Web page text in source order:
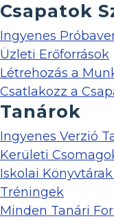
Csapatok
Ingyenes
Üzleti Erőforrások
Létrehozás a
Csatlakozz a
Tanárok
Ingyenes Verzió
Kerületi
Iskolai
Tréningek
Minden Tanári